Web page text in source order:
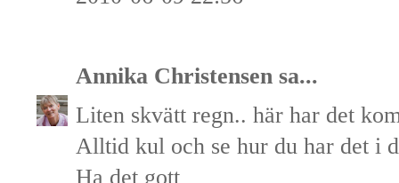
Annika Christensen sa...
Liten skvätt regn.. här har det
Alltid kul och se hur du har det i
Ha det gott